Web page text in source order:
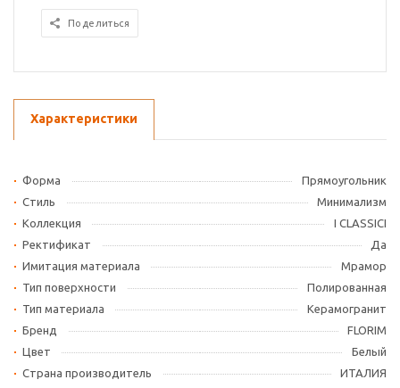
Поделиться
Характеристики
Форма
Прямоугольник
Стиль
Минимализм
Коллекция
I CLASSICI
Ректификат
Да
Имитация материала
Мрамор
Тип поверхности
Полированная
Тип материала
Керамогранит
Бренд
FLORIM
Цвет
Белый
Страна производитель
ИТАЛИЯ